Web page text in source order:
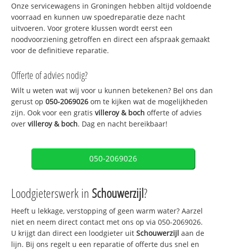
Onze servicewagens in Groningen hebben altijd voldoende
voorraad en kunnen uw spoedreparatie deze nacht
uitvoeren. Voor grotere klussen wordt eerst een
noodvoorziening getroffen en direct een afspraak gemaakt
voor de definitieve reparatie.
Offerte of advies nodig?
Wilt u weten wat wij voor u kunnen betekenen? Bel ons dan
gerust op050-2069026 om te kijken wat de mogelijkheden
zijn. Ook voor een gratisvilleroy & boch offerte of advies
overvilleroy & boch. Dag en nacht bereikbaar!
050-2069026
Loodgieterswerk in Schouwerzijl?
Heeft u lekkage, verstopping of geen warm water? Aarzel
niet en neem direct contact met ons op via 050-2069026.
U krijgt dan direct een loodgieter uitSchouwerzijl aan de
lijn. Bij ons regelt u een reparatie of offerte dus snel en